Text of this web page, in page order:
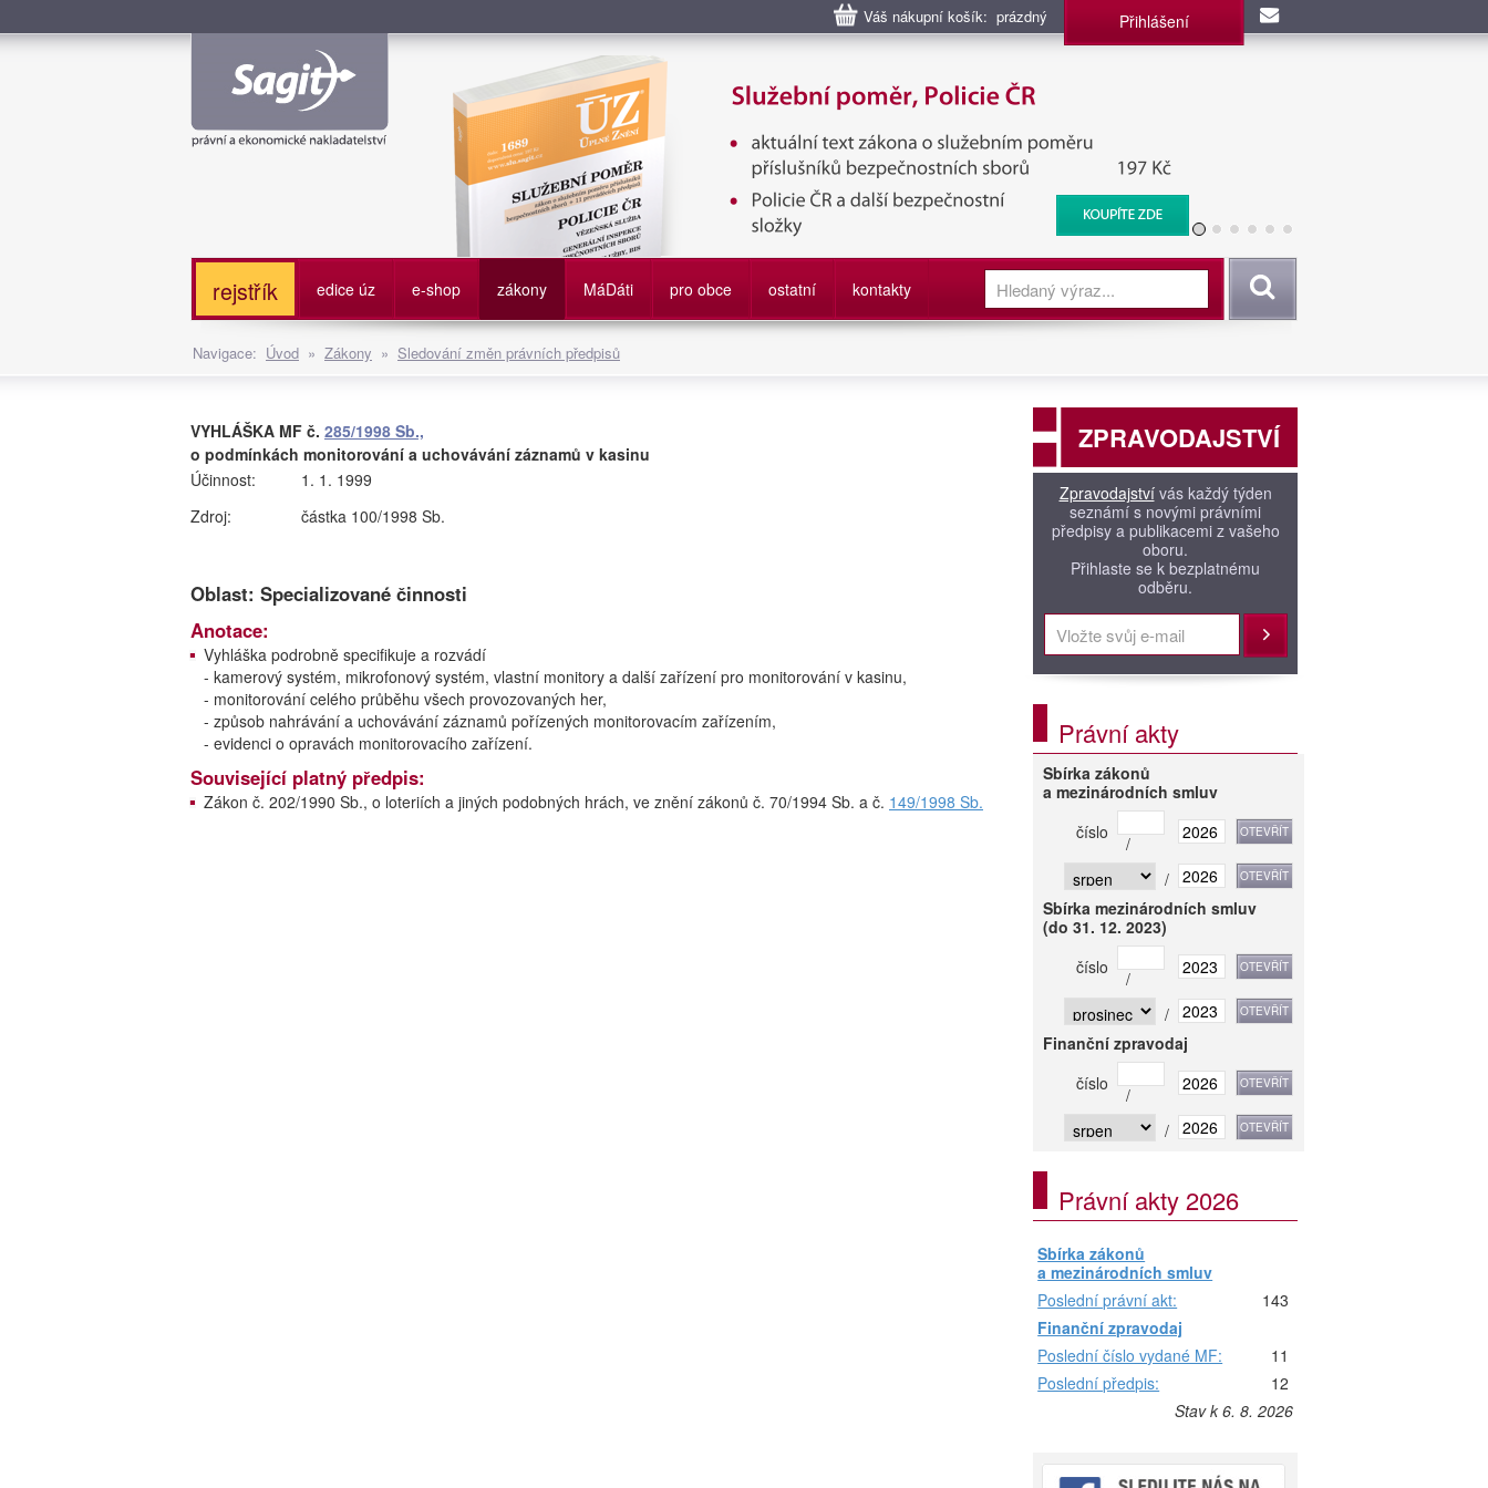
Váš nákupní košík: prázdný Přihlášení
Služební poměr příslušníků bezpečnostních sborů, Policie ČR, Vězeňská služba, BIS, Zpravodajské
služby
rejstřík edice úz e-shop zákony MáDáti pro obce ostatní kontakty Vyhledat
Navigace: Úvod » Zákony » Sledování změn právních předpisů
VYHLÁŠKA MF č. 285/1998 Sb.,
o podmínkách monitorování a uchovávání záznamů v kasinu
Účinnost:
1. 1. 1999
Zdroj:
částka 100/1998 Sb.
Oblast: Specializované činnosti
Anotace:
Vyhláška podrobně specifikuje a rozvádí
- kamerový systém, mikrofonový systém, vlastní monitory a další zařízení pro monitorování v kasinu,
- monitorování celého průběhu všech provozovaných her,
- způsob nahrávání a uchovávání záznamů pořízených monitorovacím zařízením,
- evidenci o opravách monitorovacího zařízení.
Související platný předpis:
Zákon č. 202/1990 Sb., o loteriích a jiných podobných hrách, ve znění zákonů č. 70/1994 Sb. a č. 149/1998 Sb.
ZPRAVODAJSTVÍ
Zpravodajstvívás každý týden
seznámí s novými právními
předpisy a publikacemi z vašeho
oboru.
Přihlaste se k bezplatnému
odběru.
Přihlásit
Právní akty
Sbírka zákonů
a mezinárodních smluv
číslo
/
/
Sbírka mezinárodních smluv
(do 31. 12. 2023)
číslo
/
/
Finanční zpravodaj
číslo
/
/
Právní akty 2026
Sbírka zákonů
a mezinárodních smluv
Poslední právní akt:
143
Finanční zpravodaj
Poslední číslo vydané MF:
11
Poslední předpis:
12
Stav k 6. 8. 2026